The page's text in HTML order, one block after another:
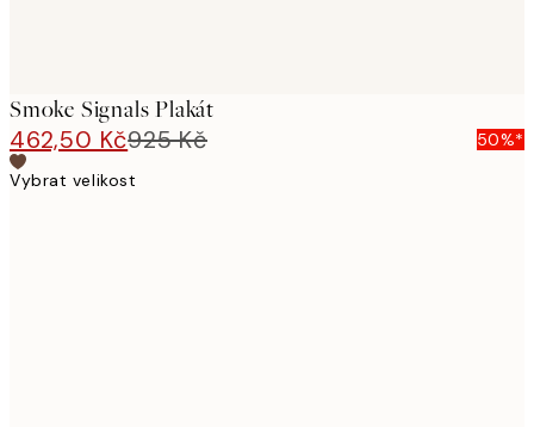
Smoke Signals Plakát
462,50 Kč925 Kč
50%*
Vybrat velikost